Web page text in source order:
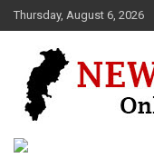
Skip
to
Thursday, August 6, 2026
News 36